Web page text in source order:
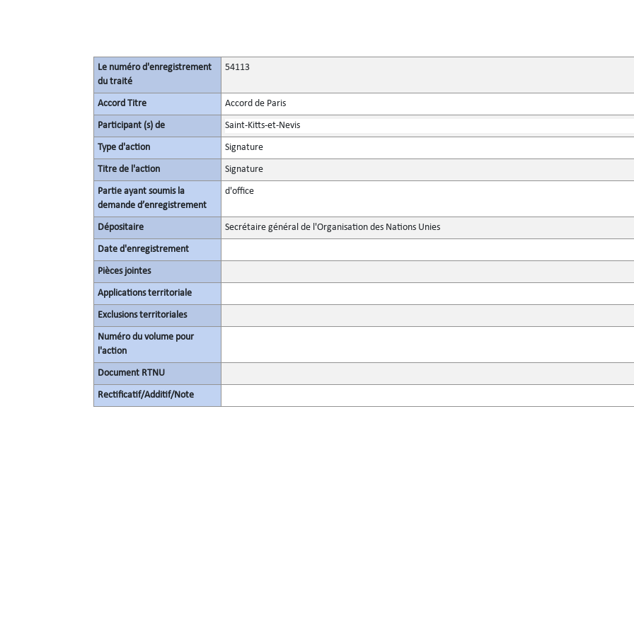
Le numéro d'enregistrement
du traité
54113
Accord Titre Accord de Paris
Participant (s) de Saint-Kitts-et-Nevis
Type d'action Signature
Titre de l'action Signature
Partie ayant soumis la
demande d’enregistrement
d'office
Dépositaire Secrétaire général de l'Organisation des Nations Unies
Date d'enregistrement
Pièces jointes
Applications territoriale
Exclusions territoriales
Numéro du volume pour
l'action
Document RTNU
Rectificatif/Additif/Note